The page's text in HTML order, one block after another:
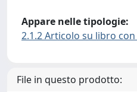
Appare nelle tipologie:
2.1.2 Articolo su libro con
File in questo prodotto: